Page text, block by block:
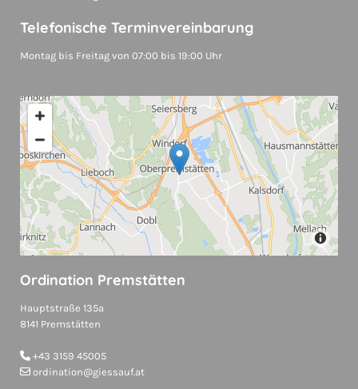
Telefonische Terminvereinbarung
Montag bis Freitag von 07:00 bis 19:00 Uhr
Ordination Premstätten
Hauptstraße 135a
8141 Premstätten
 +43 3159 45005
 ordination@giessauf.at